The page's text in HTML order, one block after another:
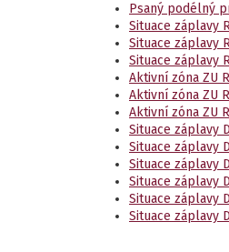
Psaný podélný
Situace záplavy
Situace záplavy
Situace záplavy
Aktivní zóna ZU
Aktivní zóna ZU
Aktivní zóna ZU
Situace záplavy
Situace záplavy
Situace záplavy
Situace záplavy
Situace záplavy
Situace záplavy